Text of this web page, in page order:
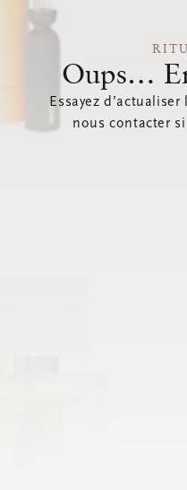
Oups…
Essayez
nous contacter